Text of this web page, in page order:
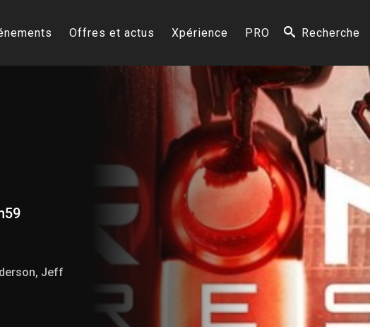
Offres et actus Xpérience PRO Recherche
Jeff